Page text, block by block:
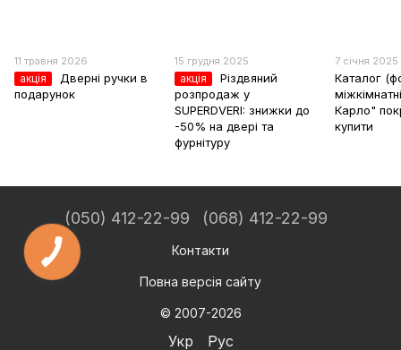
11 травня 2026
акція
Дверні ручки в
подарунок
15 грудня 2025
акція
Різдвяний
розпродаж у
SUPERDVERI: знижки до
-50% на двері та
фурнітуру
7 січня 2025
Каталог
Карло"
купити
(050) 412-22-99 (068) 412-22-99
Контакти
Повна версія сайту
© 2007-2026
Укр Рус